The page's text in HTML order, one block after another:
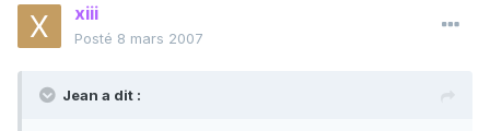
xiii
Posté 8 mars 2007
Jean a dit :